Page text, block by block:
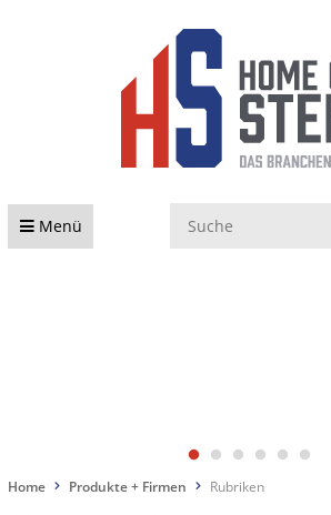
Menü
Home Produkte + Firmen Rubriken